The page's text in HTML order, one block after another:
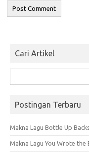
Cari Artikel
for:
Postingan Terbaru
Makna Lagu Bottle Up
Makna Lagu You Wrote the